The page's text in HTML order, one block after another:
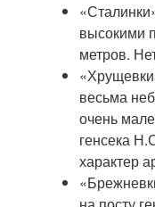
высокими
метров.
весьма
очень
генсека
характер